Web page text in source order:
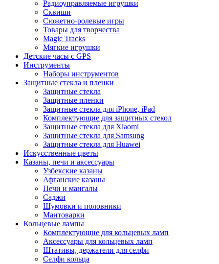
Радиоуправляемые игрушки
Сквиши
Сюжетно-ролевые игры
Товары для творчества
Magic Tracks
Мягкие игрушки
Детские часы с GPS
Инструменты
Наборы инструментов
Защитные стекла и пленки
Защитные стекла
Защитные пленки
Защитные стекла для iPhone, iPad
Комплектующие для защитных стекол
Защитные стекла для Xiaomi
Защитные стекла для Samsung
Защитные стекла для Huawei
Искусственные цветы
Казаны, печи и аксессуары
Узбекские казаны
Афганские казаны
Печи и мангалы
Саджи
Шумовки и половники
Мантоварки
Кольцевые лампы
Комплектующие для кольцевых ламп
Аксессуары для кольцевых ламп
Штативы, держатели для селфи
Селфи кольца